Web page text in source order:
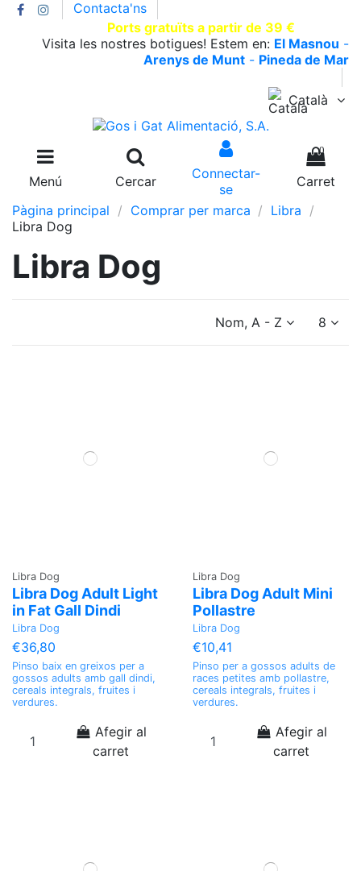
Contacta'ns
Ports gratuïts a partir de 39 €
Visita les nostres botigues! Estem en: El Masnou -
Arenys de Munt - Pineda de Mar
Català
Menú Cercar
Connectar-
se
0
Carret
Pàgina principal
Comprar per marca
Libra
Libra Dog
Libra Dog
Nom, A - Z 8
Libra Dog
Libra Dog Adult Light
in Fat Gall Dindi
Libra Dog
€36,80
Pinso baix en greixos per a
gossos adults amb gall dindi,
cereals integrals, fruites i
verdures.
Afegir al
carret
Libra Dog
Libra Dog Adult Mini
Pollastre
Libra Dog
€10,41
Pinso per a gossos adults de
races petites amb pollastre,
cereals integrals, fruites i
verdures.
Afegir al
carret